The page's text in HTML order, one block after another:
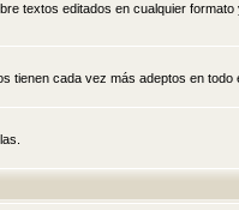
textos editados en cualquier
tienen cada vez más adeptos en todo